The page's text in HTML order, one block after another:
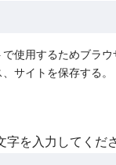
使用するためブラウ
サイトを保存する。
字を入力してくだ